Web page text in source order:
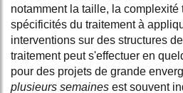
notamment la taille, la complexité
spécificités du traitement à
interventions sur des structures
traitement peut s'effectuer en
pour des projets de grande
plusieurs semaines est souvent